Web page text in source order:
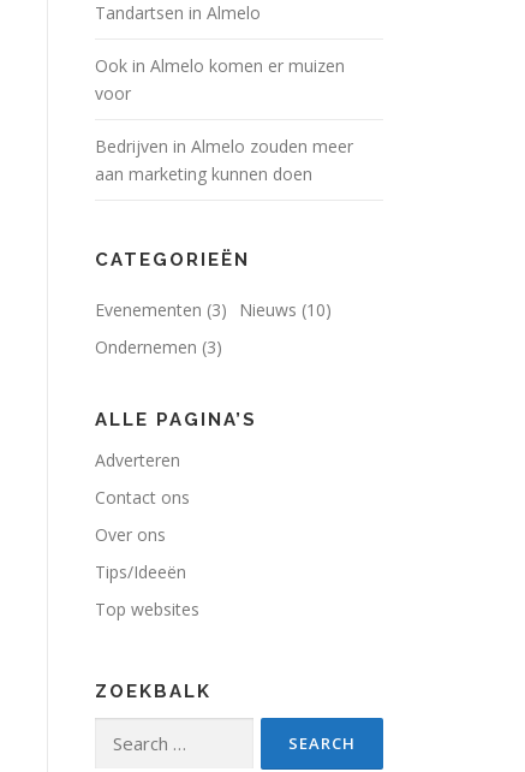
Tandartsen in Almelo
Ook in Almelo komen er muizen
voor
Bedrijven in Almelo zouden meer
aan marketing kunnen doen
CATEGORIEËN
Evenementen (3) Nieuws (10)
Ondernemen (3)
ALLE PAGINA’S
Adverteren
Contact ons
Over ons
Tips/Ideeën
Top websites
ZOEKBALK